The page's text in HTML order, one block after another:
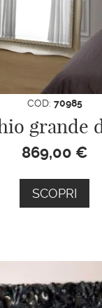
COD: 70985
grande
869,00 €
SCOPRI